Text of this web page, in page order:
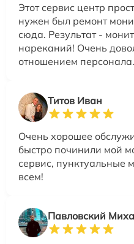
Этот сервис центр
нужен был ремонт
сюда. Результат -
нареканий! Очень
отношением
Титов Иван
Очень хорошее
быстро починили мой
сервис, пунктуальные
всем!
Павловский